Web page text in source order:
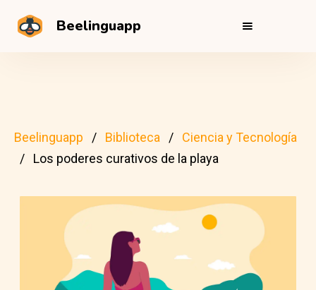
Beelinguapp
Beelinguapp Biblioteca
Ciencia y Tecnología
Los poderes curativos de la playa